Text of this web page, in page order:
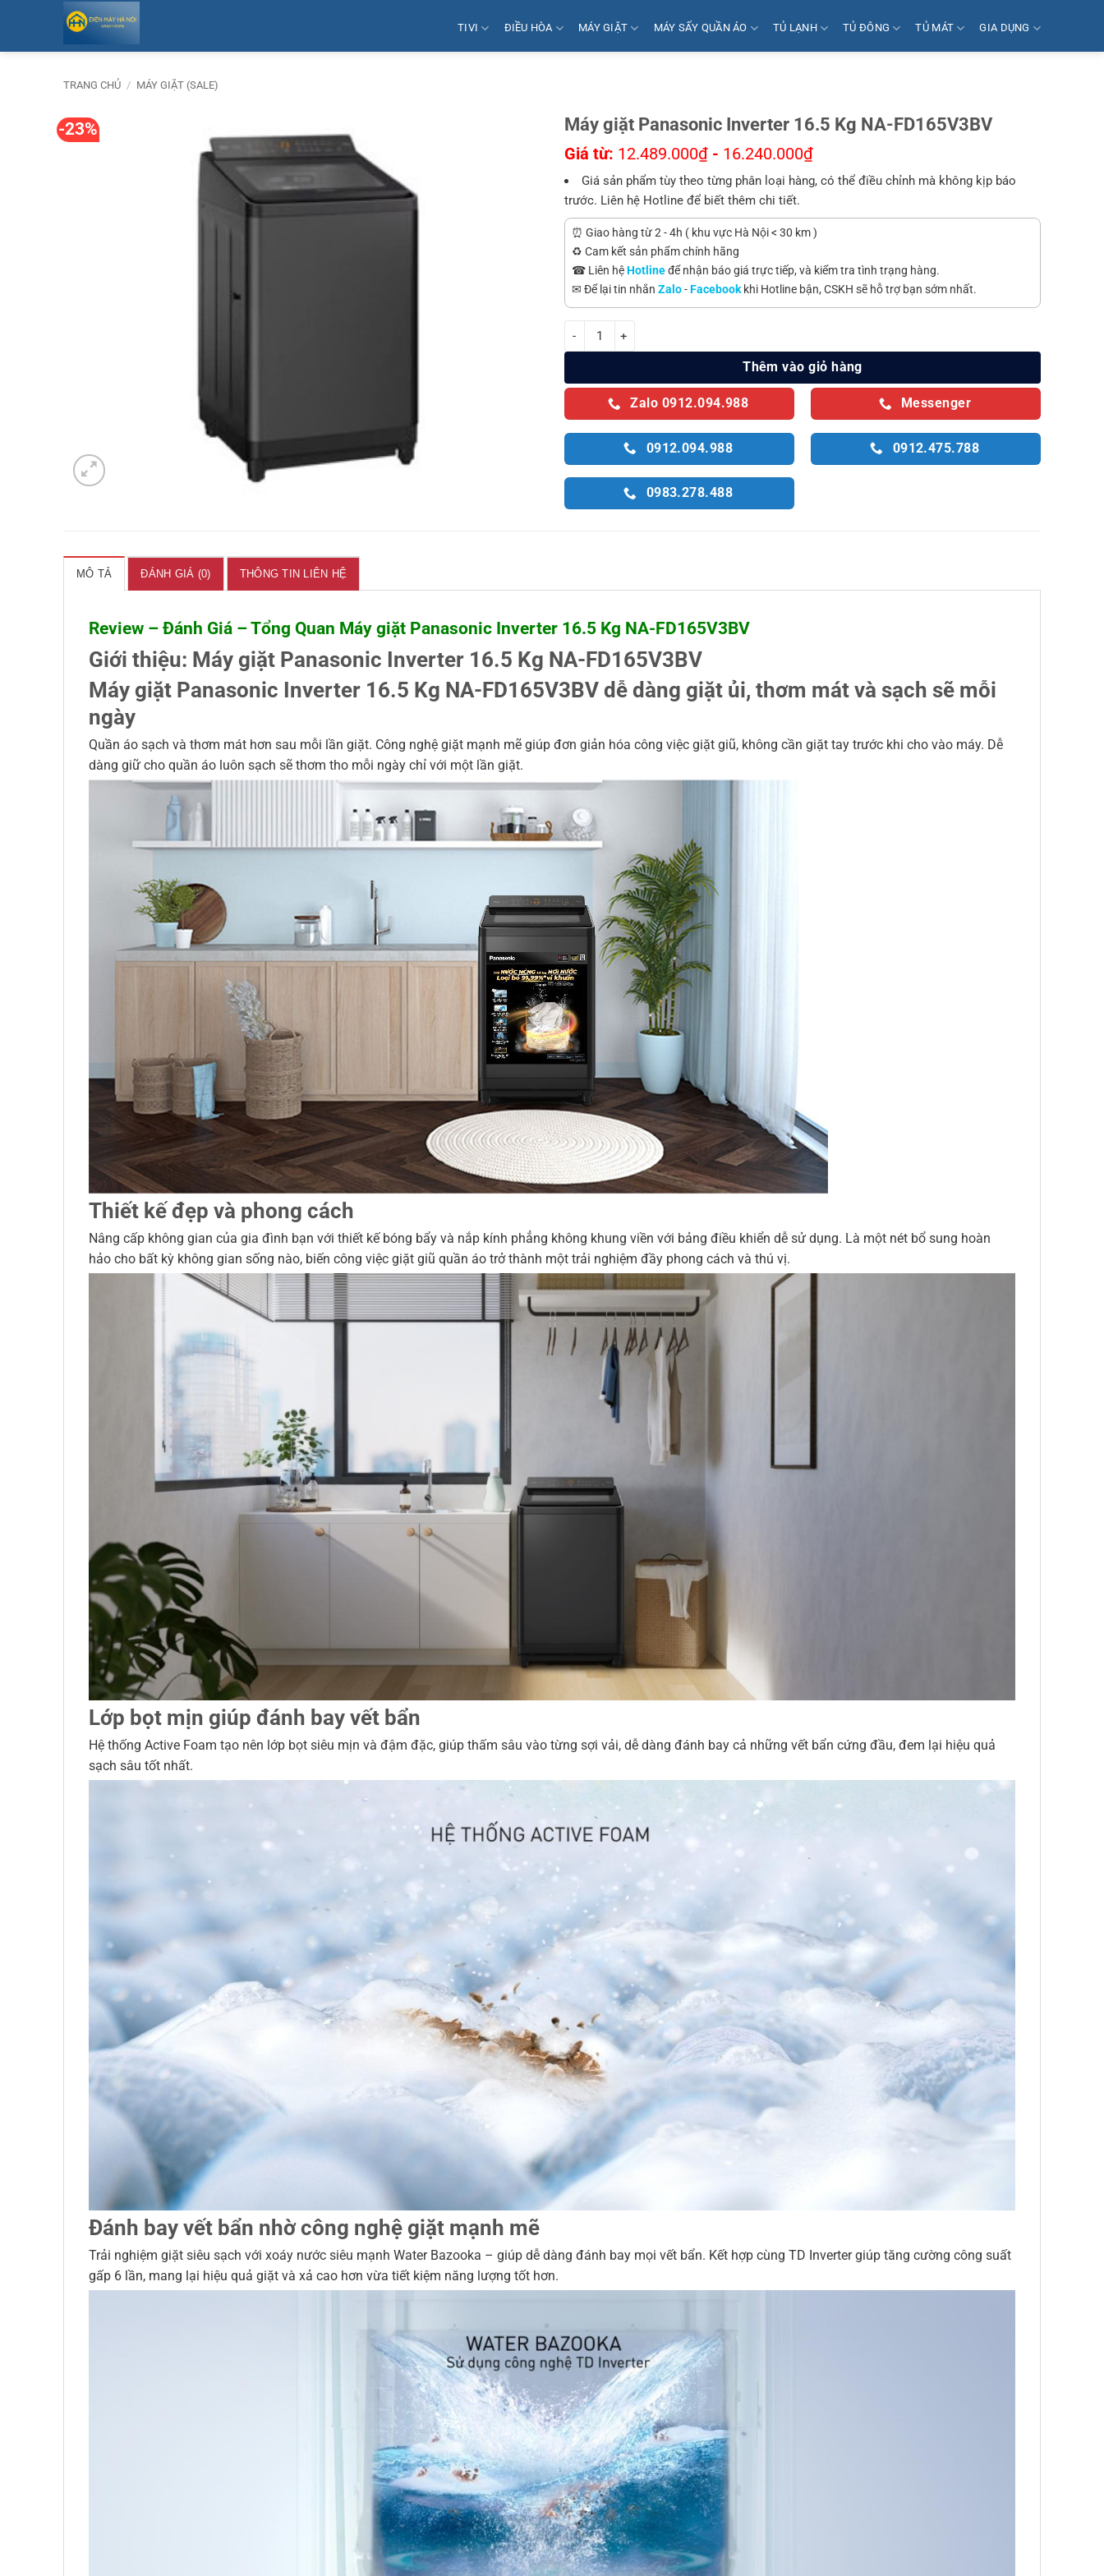
nội
TIVI ĐIỀU HÒA MÁY GIẶT MÁY SẤY QUẦN ÁO TỦ LẠNH TỦ ĐÔNG TỦ MÁT GIA DỤNG
TRANG CHỦ / MÁY GIẶT (SALE)
-23% Máy giặt Panasonic Inverter 16.5 Kg NA-FD165V3BV
Giá từ: 12.489.000₫ - 16.240.000₫
Giá sản phẩm tùy theo từng phân loại hàng, có thể điều chỉnh mà không kịp báo
trước. Liên hệ Hotline để biết thêm chi tiết.
⏰ Giao hàng từ 2 - 4h ( khu vực Hà Nội < 30 km )
♻️ Cam kết sản phẩm chính hãng
☎ Liên hệHotlineđể nhận báo giá trực tiếp, và kiểm tra tình trạng hàng.
✉ Để lại tin nhắn Zalo-Facebook khi Hotline bận, CSKH sẽ hỗ trợ bạn sớm nhất.
Máy giặt Panasonic Inverter 16.5 Kg NA-FD165V3BV số lượng
Thêm vào giỏ hàng
Zalo 0912.094.988 Messenger
0912.094.988 0912.475.788
0983.278.488
MÔ TẢ ĐÁNH GIÁ (0) THÔNG TIN LIÊN HỆ
Review – Đánh Giá – Tổng Quan Máy giặt Panasonic Inverter 16.5 Kg NA-FD165V3BV
Giới thiệu: Máy giặt Panasonic Inverter 16.5 Kg NA-FD165V3BV
Máy giặt Panasonic Inverter 16.5 Kg NA-FD165V3BV dễ dàng giặt ủi, thơm mát và sạch sẽ mỗi
ngày
Quần áo sạch và thơm mát hơn sau mỗi lần giặt. Công nghệ giặt mạnh mẽ giúp đơn giản hóa công việc giặt giũ, không cần giặt tay trước khi cho vào máy. Dễ
dàng giữ cho quần áo luôn sạch sẽ thơm tho mỗi ngày chỉ với một lần giặt.
Thiết kế đẹp và phong cách
Nâng cấp không gian của gia đình bạn với thiết kế bóng bẩy và nắp kính phẳng không khung viền với bảng điều khiển dễ sử dụng. Là một nét bổ sung hoàn
hảo cho bất kỳ không gian sống nào, biến công việc giặt giũ quần áo trở thành một trải nghiệm đầy phong cách và thú vị.
Lớp bọt mịn giúp đánh bay vết bẩn
Hệ thống Active Foam tạo nên lớp bọt siêu mịn và đậm đặc, giúp thấm sâu vào từng sợi vải, dễ dàng đánh bay cả những vết bẩn cứng đầu, đem lại hiệu quả
sạch sâu tốt nhất.
Đánh bay vết bẩn nhờ công nghệ giặt mạnh mẽ
Trải nghiệm giặt siêu sạch với xoáy nước siêu mạnh Water Bazooka – giúp dễ dàng đánh bay mọi vết bẩn. Kết hợp cùng TD Inverter giúp tăng cường công suất
gấp 6 lần, mang lại hiệu quả giặt và xả cao hơn vừa tiết kiệm năng lượng tốt hơn.